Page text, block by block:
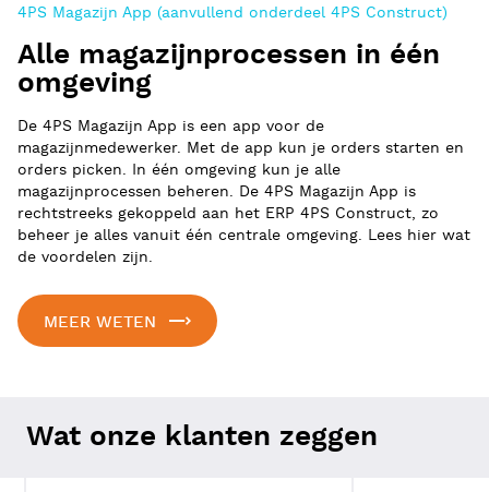
4PS Magazijn App (aanvullend onderdeel 4PS Construct)
Alle magazijnprocessen in één
omgeving
De 4PS Magazijn App is een app voor de
magazijnmedewerker. Met de app kun je orders starten en
orders picken. In één omgeving kun je alle
magazijnprocessen beheren. De 4PS Magazijn App is
rechtstreeks gekoppeld aan het ERP 4PS Construct, zo
beheer je alles vanuit één centrale omgeving. Lees hier wat
de voordelen zijn.
MEER WETEN
Wat onze klanten zeggen